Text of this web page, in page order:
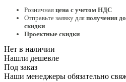
Розничная цена с учетом НДС
Отправьте заявку для получения
скидки
Проектные скидки
Нет в наличии
Нашли дешевле
Под заказ
Наши менеджеры обязательно